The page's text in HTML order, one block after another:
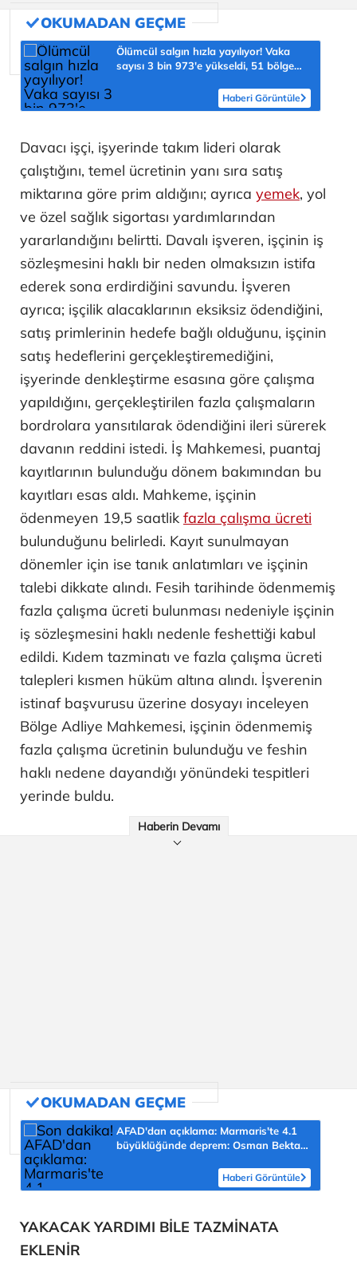
Ölümcül salgın hızla yayılıyor! Vaka
sayısı 3 bin 973'e yükseldi, 51 bölge
Haberi Görüntüle
Davacı işçi, işyerinde takım lideri olarak
çalıştığını, temel ücretinin yanı sıra satış
miktarına göre prim aldığını; ayrıca yemek, yol
ve özel sağlık sigortası yardımlarından
yararlandığını belirtti. Davalı işveren, işçinin iş
sözleşmesini haklı bir neden olmaksızın istifa
ederek sona erdirdiğini savundu. İşveren
ayrıca; işçilik alacaklarının eksiksiz ödendiğini,
satış primlerinin hedefe bağlı olduğunu, işçinin
satış hedeflerini gerçekleştiremediğini,
işyerinde denkleştirme esasına göre çalışma
yapıldığını, gerçekleştirilen fazla çalışmaların
bordrolara yansıtılarak ödendiğini ileri sürerek
davanın reddini istedi. İş Mahkemesi, puantaj
kayıtlarının bulunduğu dönem bakımından bu
kayıtları esas aldı. Mahkeme, işçinin
ödenmeyen 19,5 saatlik fazla çalışma ücreti
bulunduğunu belirledi. Kayıt sunulmayan
dönemler için ise tanık anlatımları ve işçinin
talebi dikkate alındı. Fesih tarihinde ödenmemiş
fazla çalışma ücreti bulunması nedeniyle işçinin
iş sözleşmesini haklı nedenle feshettiği kabul
edildi. Kıdem tazminatı ve fazla çalışma ücreti
talepleri kısmen hüküm altına alındı. İşverenin
istinaf başvurusu üzerine dosyayı inceleyen
Bölge Adliye Mahkemesi, işçinin ödenmemiş
fazla çalışma ücretinin bulunduğu ve feshin
haklı nedene dayandığı yönündeki tespitleri
yerinde buldu.
Haberin Devamı
AFAD'dan açıklama: Marmaris'te 4.1
büyüklüğünde deprem: Osman Bektaş
Haberi Görüntüle
YAKACAK YARDIMI BİLE TAZMİNATA
EKLENİR